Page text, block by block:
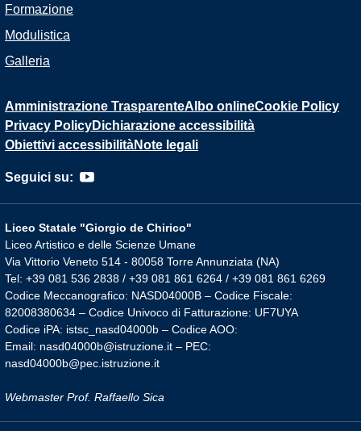
Formazione
Modulistica
Galleria
Amministrazione TrasparenteAlbo onlineCookie Policy
Privacy PolicyDichiarazione accessibilità
Obiettivi accessibilitàNote legali
Seguici su:
Liceo Statale "Giorgio de Chirico"
Liceo Artistico e delle Scienze Umane
Via Vittorio Veneto 514 - 80058 Torre Annunziata (NA)
Tel: +39 081 536 2838 / +39 081 861 6264 / +39 081 861 6269
Codice Meccanografico: NASD04000B – Codice Fiscale:
82008380634 – Codice Univoco di Fatturazione: UF7UYA
Codice iPA: istsc_nasd04000b – Codice AOO:
Email: nasd04000b@istruzione.it – PEC:
nasd04000b@pec.istruzione.it
Webmaster Prof. Raffaello Sica